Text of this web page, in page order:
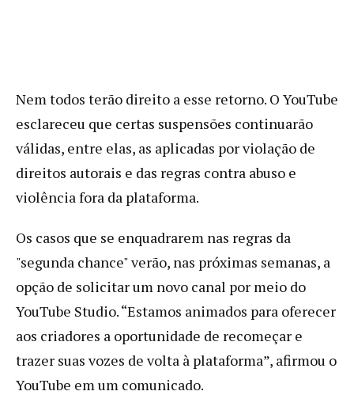
Nem todos terão direito a esse retorno. O YouTube
esclareceu que certas suspensões continuarão
válidas, entre elas, as aplicadas por violação de
direitos autorais e das regras contra abuso e
violência fora da plataforma.
Os casos que se enquadrarem nas regras da
"segunda chance" verão, nas próximas semanas, a
opção de solicitar um novo canal por meio do
YouTube Studio. “Estamos animados para oferecer
aos criadores a oportunidade de recomeçar e
trazer suas vozes de volta à plataforma”, afirmou o
YouTube em um comunicado.